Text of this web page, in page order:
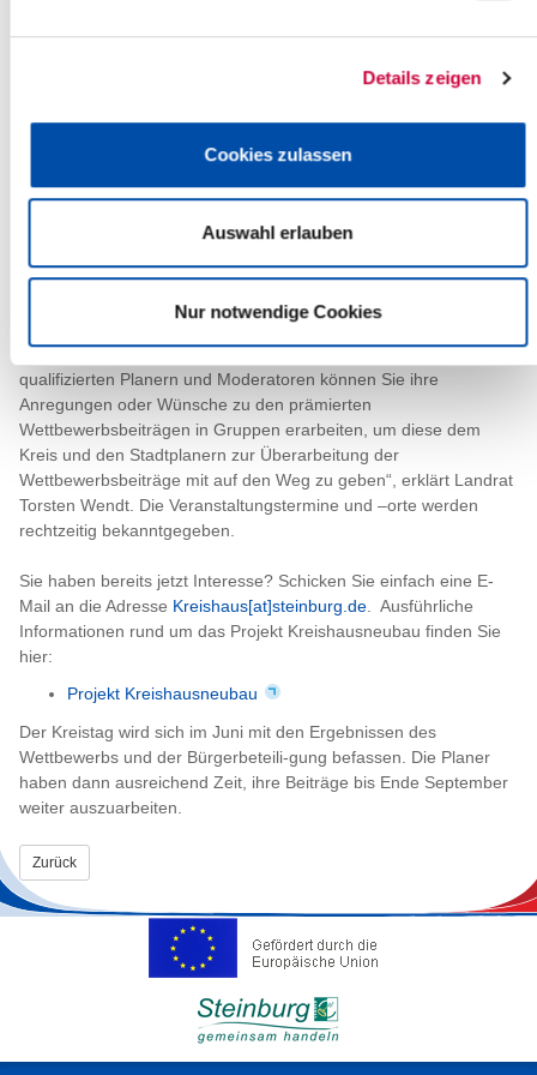
Details zeigen
Cookies zulassen
Auswahl erlauben
Nur notwendige Cookies
ausgehen, dass die Be-standsgebäude, mit Ausnahme des
Innenhof und in der Karlstraße 13, abgebrochen sind. Diese
Am 11. Mai tagt das Preisgericht, um 5-10 Beiträge zu prämieren
und für eine Überarbeitung zu empfehlen.
Bürger gefragt. Der Kreis wird alle interessierten Bürger einladen,
die an das Preisgericht anschließende mehrtägige Ausstellung
der prämierten Arbeiten zu besuchen und sich aktiv am weiteren
Verfahren zu beteiligen. „In Bürger-Workshops unter Leitung von
qualifizierten Planern und Moderatoren können Sie ihre
Anregungen oder Wünsche zu den prämierten
Wettbewerbsbeiträgen in Gruppen erarbeiten, um diese dem
Kreis und den Stadtplanern zur Überarbeitung der
Wettbewerbsbeiträge mit auf den Weg zu geben“, erklärt Landrat
Torsten Wendt. Die Veranstaltungstermine und –orte werden
rechtzeitig bekanntgegeben.
Sie haben bereits jetzt Interesse? Schicken Sie einfach eine E-
Mail an die Adresse Kreishaus[at]steinburg.de . Ausführliche
Informationen rund um das Projekt Kreishausneubau finden Sie
hier:
Projekt Kreishausneubau
Der Kreistag wird sich im Juni mit den Ergebnissen des
Wettbewerbs und der Bürgerbeteili-gung befassen. Die Planer
haben dann ausreichend Zeit, ihre Beiträge bis Ende September
weiter auszuarbeiten.
Zurück